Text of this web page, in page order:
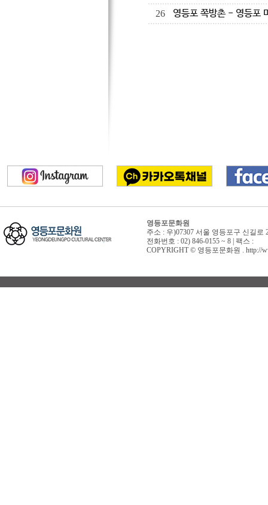
26 영등포 쪽방촌 - 영등포
영등포문화원
주소 : 우)07307 서울 영등포구 신길
전화번호 : 02) 846-0155 ~ 8 | 팩스 :
COPYRIGHT © 영등포문화원 . http://